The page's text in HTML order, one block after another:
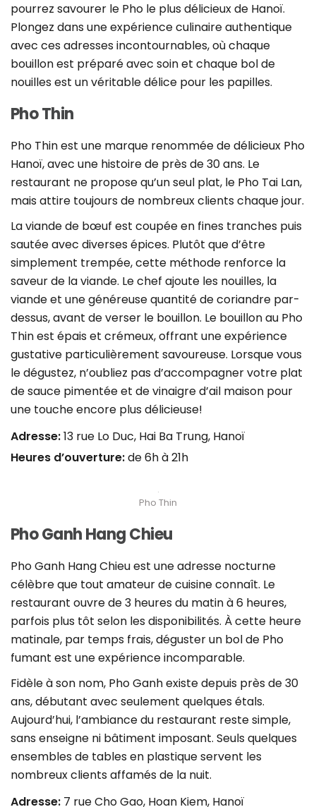
pourrez savourer le Pho le plus délicieux de Hanoï.
Plongez dans une expérience culinaire authentique
avec ces adresses incontournables, où chaque
bouillon est préparé avec soin et chaque bol de
nouilles est un véritable délice pour les papilles.
Pho Thin
Pho Thin est une marque renommée de délicieux Pho
Hanoï, avec une histoire de près de 30 ans. Le
restaurant ne propose qu’un seul plat, le Pho Tai Lan,
mais attire toujours de nombreux clients chaque jour.
La viande de bœuf est coupée en fines tranches puis
sautée avec diverses épices. Plutôt que d’être
simplement trempée, cette méthode renforce la
saveur de la viande. Le chef ajoute les nouilles, la
viande et une généreuse quantité de coriandre par-
dessus, avant de verser le bouillon. Le bouillon au Pho
Thin est épais et crémeux, offrant une expérience
gustative particulièrement savoureuse. Lorsque vous
le dégustez, n’oubliez pas d’accompagner votre plat
de sauce pimentée et de vinaigre d’ail maison pour
une touche encore plus délicieuse!
Adresse:13 rue Lo Duc, Hai Ba Trung, Hanoï
Heures d’ouverture:de 6h à 21h
Pho Thin
Pho Ganh Hang Chieu
Pho Ganh Hang Chieu est une adresse nocturne
célèbre que tout amateur de cuisine connaît. Le
restaurant ouvre de 3 heures du matin à 6 heures,
parfois plus tôt selon les disponibilités. À cette heure
matinale, par temps frais, déguster un bol de Pho
fumant est une expérience incomparable.
Fidèle à son nom, Pho Ganh existe depuis près de 30
ans, débutant avec seulement quelques étals.
Aujourd’hui, l’ambiance du restaurant reste simple,
sans enseigne ni bâtiment imposant. Seuls quelques
ensembles de tables en plastique servent les
nombreux clients affamés de la nuit.
Adresse: 7 rue Cho Gao, Hoan Kiem, Hanoï